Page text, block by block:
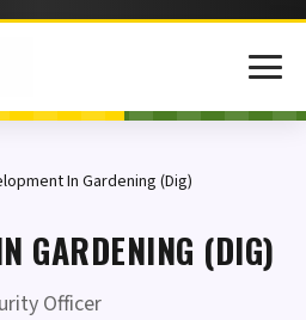
In Gardening (Dig)
GARDENING (DIG)
Officer